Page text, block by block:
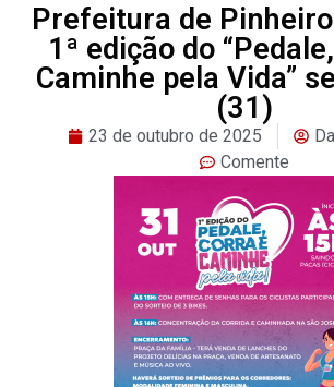
Prefeitura de
1ª edição do
Caminhe pela Vida”
(31)
23 de outubro de 2025
Comente